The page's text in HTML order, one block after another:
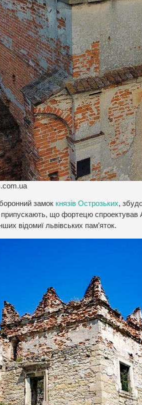
замок князів Острозьких,
припускають, що фортецю
відомиї львівських пам’яток.